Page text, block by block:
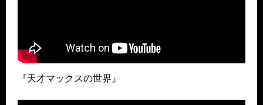
『天才マックスの世界』